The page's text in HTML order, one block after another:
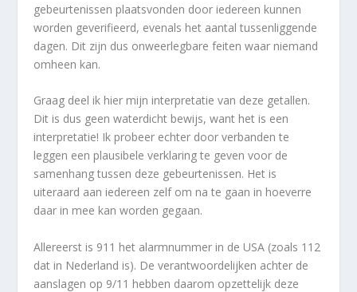
gebeurtenissen plaatsvonden door iedereen kunnen
worden geverifieerd, evenals het aantal tussenliggende
dagen. Dit zijn dus onweerlegbare feiten waar niemand
omheen kan.
Graag deel ik hier mijn interpretatie van deze getallen.
Dit is dus geen waterdicht bewijs, want het is een
interpretatie! Ik probeer echter door verbanden te
leggen een plausibele verklaring te geven voor de
samenhang tussen deze gebeurtenissen. Het is
uiteraard aan iedereen zelf om na te gaan in hoeverre
daar in mee kan worden gegaan.
Allereerst is 911 het alarmnummer in de USA (zoals 112
dat in Nederland is). De verantwoordelijken achter de
aanslagen op 9/11 hebben daarom opzettelijk deze